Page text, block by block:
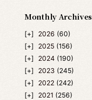
Monthly Archives
2026 (60)
2025 (156)
2024 (190)
2023 (245)
2022 (242)
2021 (256)